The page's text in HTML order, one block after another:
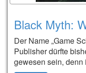
Black Myth:
Der Name „Game
Publisher dürfte
gewesen sein,